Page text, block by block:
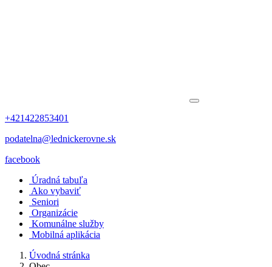
+421422853401
podatelna@lednickerovne.sk
facebook
Úradná tabuľa
Ako vybaviť
Seniori
Organizácie
Komunálne služby
Mobilná aplikácia
Úvodná stránka